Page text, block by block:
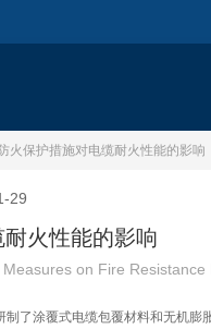
火保护措施对电缆耐火性能的影响
29
火性能的影响
on Fire
了涂覆式电缆包覆材料和无机